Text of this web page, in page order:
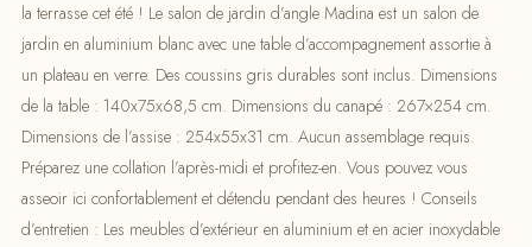
la terrasse cet été ! Le salon de jardin d’angle Madina est un salon de
jardin en aluminium blanc avec une table d’accompagnement assortie à
un plateau en verre. Des coussins gris durables sont inclus. Dimensions
de la table : 140x75x68,5 cm. Dimensions du canapé : 267×254 cm.
Dimensions de l’assise : 254x55x31 cm. Aucun assemblage requis.
Préparez une collation l’après-midi et profitez-en. Vous pouvez vous
asseoir ici confortablement et détendu pendant des heures ! Conseils
d’entretien : Les meubles d’extérieur en aluminium et en acier inoxydable